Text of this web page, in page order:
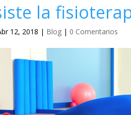
la
12, 2018 | Blog | 0 Comentarios